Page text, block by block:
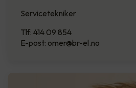
Servicetekniker
Tlf: 414 09 854
E-post: omer@br-el.no